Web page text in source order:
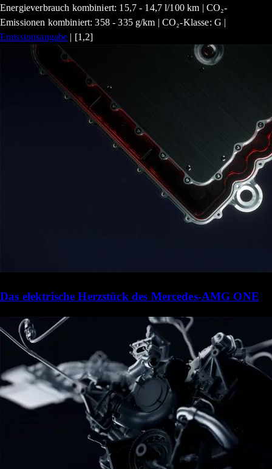
Energieverbrauch kombiniert: 15,7 - 14,7 l/100 km | CO₂-
Emissionen kombiniert: 358 - 335 g/km | CO₂-Klasse: G |
Emissionsangabe | [1,2]
Das elektrische Herzstück des Mercedes-AMG ONE